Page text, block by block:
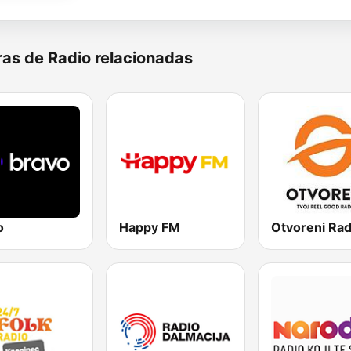
de Radio relacionadas
Happy FM Otvoreni